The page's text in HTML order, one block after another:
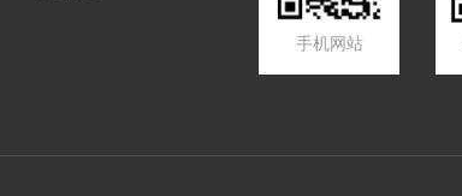
手机网站